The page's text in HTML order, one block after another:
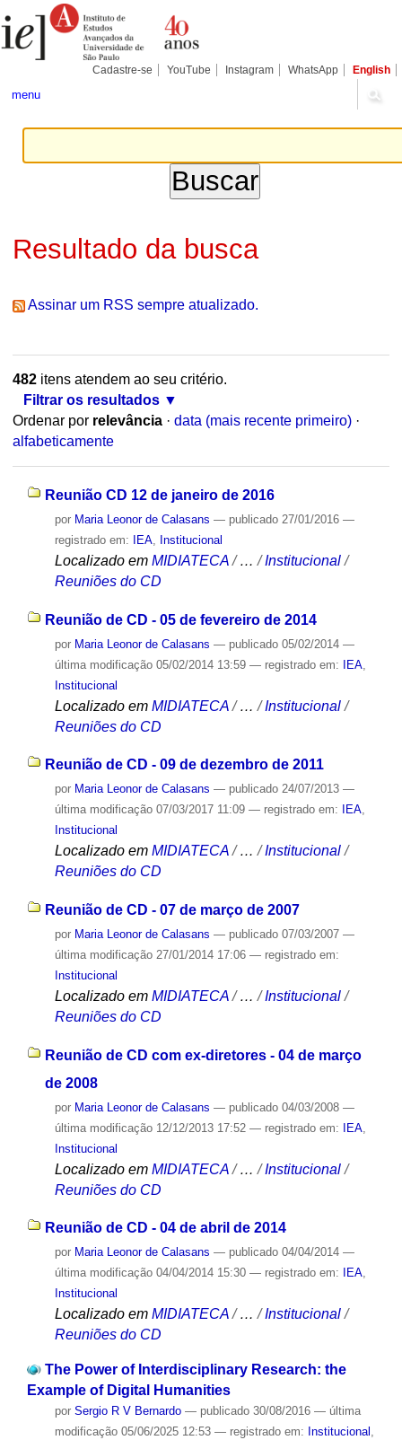
para
conteúdo.
Pessoais
Cadastre-se YouTube Instagram WhatsApp English
menu
Resultado da busca
Assinar um RSS sempre atualizado.
482itens atendem ao seu critério.
Filtrar os resultados
Ordenar por relevância · data (mais recente primeiro) ·
alfabeticamente
Reunião CD 12 de janeiro de 2016
por Maria Leonor de Calasans — publicado27/01/2016 —
registrado em:
IEA, Institucional
Localizado em MIDIATECA /…/Institucional /
Reuniões do CD
Reunião de CD - 05 de fevereiro de 2014
por Maria Leonor de Calasans — publicado05/02/2014 —
última modificação05/02/2014 13:59 — registrado em: IEA,
Institucional
Localizado em MIDIATECA /…/Institucional /
Reuniões do CD
Reunião de CD - 09 de dezembro de 2011
por Maria Leonor de Calasans — publicado24/07/2013 —
última modificação07/03/2017 11:09 — registrado em: IEA,
Institucional
Localizado em MIDIATECA /…/Institucional /
Reuniões do CD
Reunião de CD - 07 de março de 2007
por Maria Leonor de Calasans — publicado07/03/2007 —
última modificação27/01/2014 17:06 — registrado em:
Institucional
Localizado em MIDIATECA /…/Institucional /
Reuniões do CD
Reunião de CD com ex-diretores - 04 de março
de 2008
por Maria Leonor de Calasans — publicado04/03/2008 —
última modificação12/12/2013 17:52 — registrado em: IEA,
Institucional
Localizado em MIDIATECA /…/Institucional /
Reuniões do CD
Reunião de CD - 04 de abril de 2014
por Maria Leonor de Calasans — publicado04/04/2014 —
última modificação04/04/2014 15:30 — registrado em: IEA,
Institucional
Localizado em MIDIATECA / …/Institucional /
Reuniões do CD
The Power of Interdisciplinary Research: the
Example of Digital Humanities
por Sergio R V Bernardo — publicado30/08/2016 — última
modificação05/06/2025 12:53 — registrado em: Institucional ,